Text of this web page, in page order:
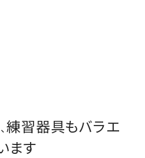
練習器具もバラエ
ます